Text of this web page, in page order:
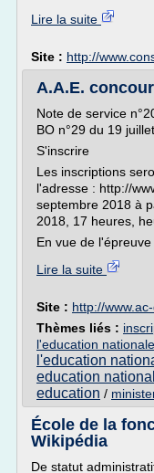
Lire la suite
Site : http://
A.A.E.
Note de service
BO n°29 du 19
S'inscrire
Les inscriptions
l'adresse : http://
septembre 2018 à
2018, 17 heures,
En vue de l'épreuve
Lire la suite
Site : http://
Thèmes liés :
l'education nationale
l'education
education
education /
École de la
Wikipédia
De statut